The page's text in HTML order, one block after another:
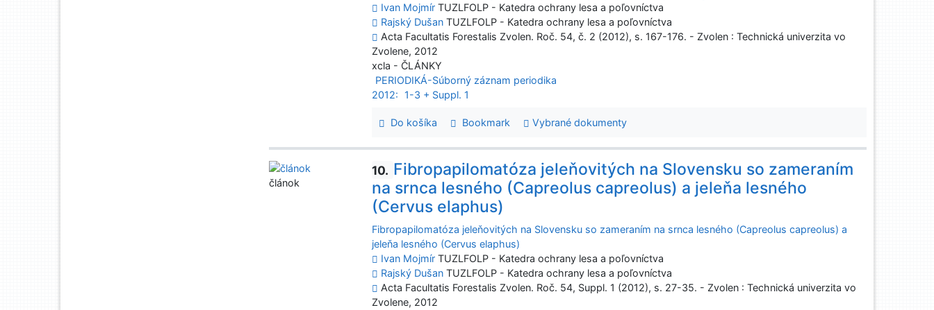
Ivan Mojmír TUZLFOLP - Katedra ochrany lesa a poľovníctva
Rajský Dušan TUZLFOLP - Katedra ochrany lesa a poľovníctva
Acta Facultatis Forestalis Zvolen. Roč. 54, č. 2 (2012), s. 167-176. - Zvolen : Technická univerzita vo
Zvolene, 2012
xcla - ČLÁNKY
PERIODIKÁ-Súborný záznam periodika
2012:
1-3 + Suppl. 1
Do košíka Bookmark Vybrané dokumenty
10. Fibropapilomatóza jeleňovitých na Slovensku so zameraním
na srnca lesného (Capreolus capreolus) a jeleňa lesného
(Cervus elaphus)
Fibropapilomatóza jeleňovitých na Slovensku so zameraním na srnca lesného (Capreolus capreolus) a
jeleňa lesného (Cervus elaphus)
Ivan Mojmír TUZLFOLP - Katedra ochrany lesa a poľovníctva
Rajský Dušan TUZLFOLP - Katedra ochrany lesa a poľovníctva
Acta Facultatis Forestalis Zvolen. Roč. 54, Suppl. 1 (2012), s. 27-35. - Zvolen : Technická univerzita vo
Zvolene, 2012
článok